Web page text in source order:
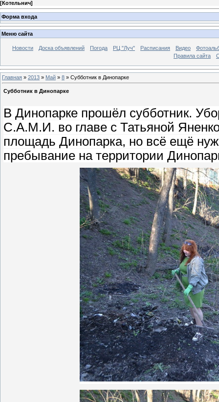
[Котельнич]
Форма входа
Меню сайта
Новости Доска объявлений Погода РЦ "Луч" Расписания Видео
Правила сайта
Главная » 2013 » Май » 8 » Субботник в Динопарке
Субботник в Динопарке
В Динопарке прошёл субботник.
С.А.М.И. во главе с Татьяной
площадь Динопарка, но всё ещё
пребывание на территории